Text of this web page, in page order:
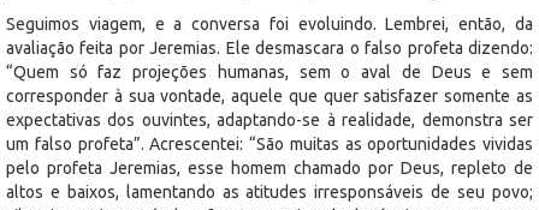
Seguimos viagem, e a conversa foi evoluindo. Lembrei, então, da
avaliação feita por Jeremias. Ele desmascara o falso profeta dizendo:
“Quem só faz projeções humanas, sem o aval de Deus e sem
corresponder à sua vontade, aquele que quer satisfazer somente as
expectativas dos ouvintes, adaptando-se à realidade, demonstra ser
um falso profeta”. Acrescentei: “São muitas as oportunidades vividas
pelo profeta Jeremias, esse homem chamado por Deus, repleto de
altos e baixos, lamentando as atitudes irresponsáveis de seu povo;